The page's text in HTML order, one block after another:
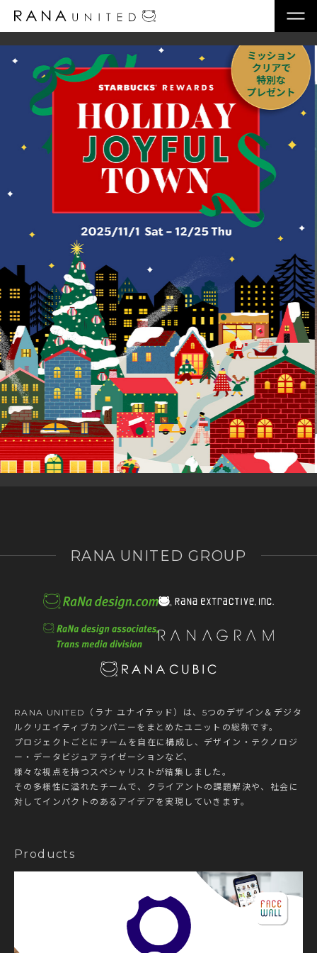
RANA UNITED GROUP
RANA UNITED（ラナ ユナイテッド）は、5つのデザイン＆デジタ
ルクリエイティブカンパニーをまとめたユニットの総称です。
プロジェクトごとにチームを自在に構成し、デザイン・テクノロジ
ー・データビジュアライゼーションなど、
様々な視点を持つスペシャリストが結集しました。
その多様性に溢れたチームで、クライアントの課題解決や、社会に
対してインパクトのあるアイデアを実現していきます。
Products